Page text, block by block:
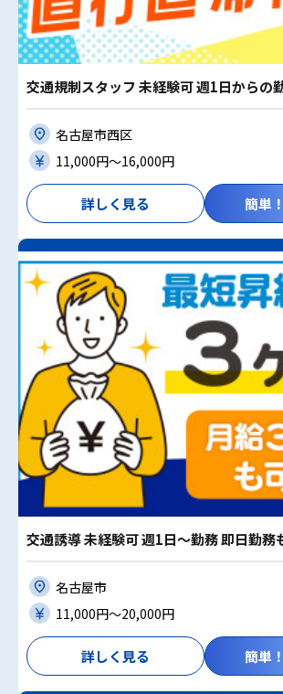
交通規制スタッフ 未経験可 週1日からの
名古屋市西区
11,000円〜16,000円
詳しく見る 簡単
交通誘導 未経験可 週1日～勤務 即日勤務
名古屋市
11,000円〜20,000円
詳しく見る 簡単